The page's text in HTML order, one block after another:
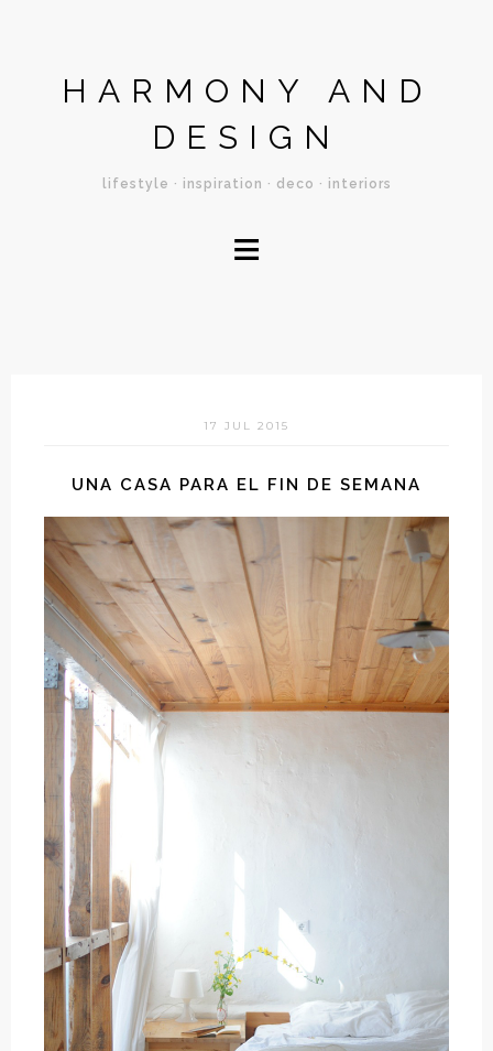
HARMONY AND
DESIGN
lifestyle · inspiration · deco · interiors
≡
17 JUL 2015
UNA CASA PARA EL FIN DE SEMANA